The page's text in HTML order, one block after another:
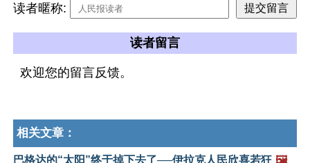
读者暱称:
读者留言
欢迎您的留言反馈。
相关文章：
巴格达的“太阳”终于掉下去了──伊拉克人民欣喜若狂 🖼️